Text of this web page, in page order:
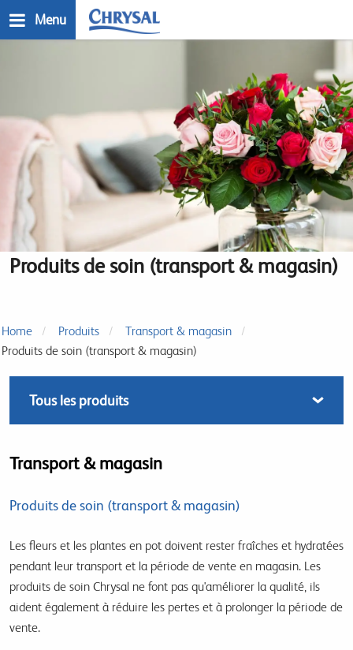
to
Menu
Produits de soin (transport & magasin)
Home Produits
Transport & magasin
Produits de soin (transport & magasin)
Transport & magasin
Produits de soin (transport & magasin)
Les fleurs et les plantes en pot doivent rester fraîches et hydratées
pendant leur transport et la période de vente en magasin. Les
produits de soin Chrysal ne font pas qu'améliorer la qualité, ils
aident également à réduire les pertes et à prolonger la période de
vente.